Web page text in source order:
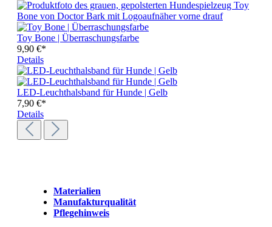
Toy Bone | Überraschungsfarbe
9,90 €*
Details
LED-Leuchthalsband für Hunde | Gelb
7,90 €*
Details
Materialien
Manufakturqualität
Pflegehinweis